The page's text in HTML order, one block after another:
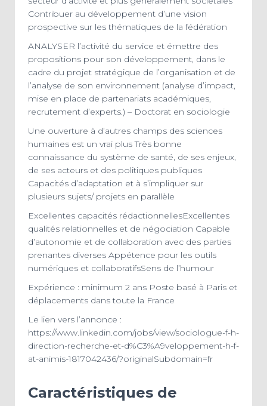
Contribuer au développement d’une vision
prospective sur les thématiques de la fédération
ANALYSER l’activité du service et émettre des
propositions pour son développement, dans le
cadre du projet stratégique de l’organisation et de
l’analyse de son environnement (analyse d’impact,
mise en place de partenariats académiques,
recrutement d’experts.) – Doctorat en sociologie
Une ouverture à d’autres champs des sciences
humaines est un vrai plus Très bonne
connaissance du système de santé, de ses enjeux,
de ses acteurs et des politiques publiques
Capacités d’adaptation et à s’impliquer sur
plusieurs sujets/ projets en parallèle
Excellentes capacités rédactionnellesExcellentes
qualités relationnelles et de négociation Capable
d’autonomie et de collaboration avec des parties
prenantes diverses Appétence pour les outils
numériques et collaboratifsSens de l’humour
Expérience : minimum 2 ans Poste basé à Paris et
déplacements dans toute la France
Le lien vers l’annonce :
https://www.linkedin.com/jobs/view/sociologue-f-h-
direction-recherche-et-d%C3%A9veloppement-h-f-
at-animis-1817042436/?originalSubdomain=fr
Caractéristiques de